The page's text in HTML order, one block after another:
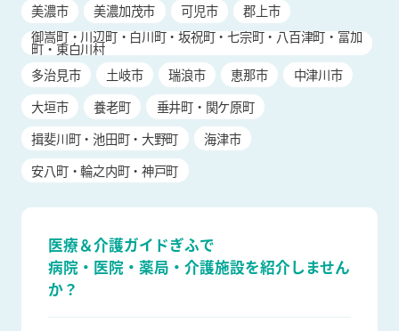
美濃市
美濃加茂市 可児市
郡上市
御嵩町・川辺町・白川町・坂祝町・七宗町・八百津町・富加
町・東白川村
多治見市
土岐市 瑞浪市 恵那市
中津川市
大垣市
養老町
垂井町・関ケ原町
揖斐川町・池田町・大野町
海津市
安八町・輪之内町・神戸町
医療＆介護ガイドぎふで
病院・医院・薬局・介護施設を紹介しません
か？